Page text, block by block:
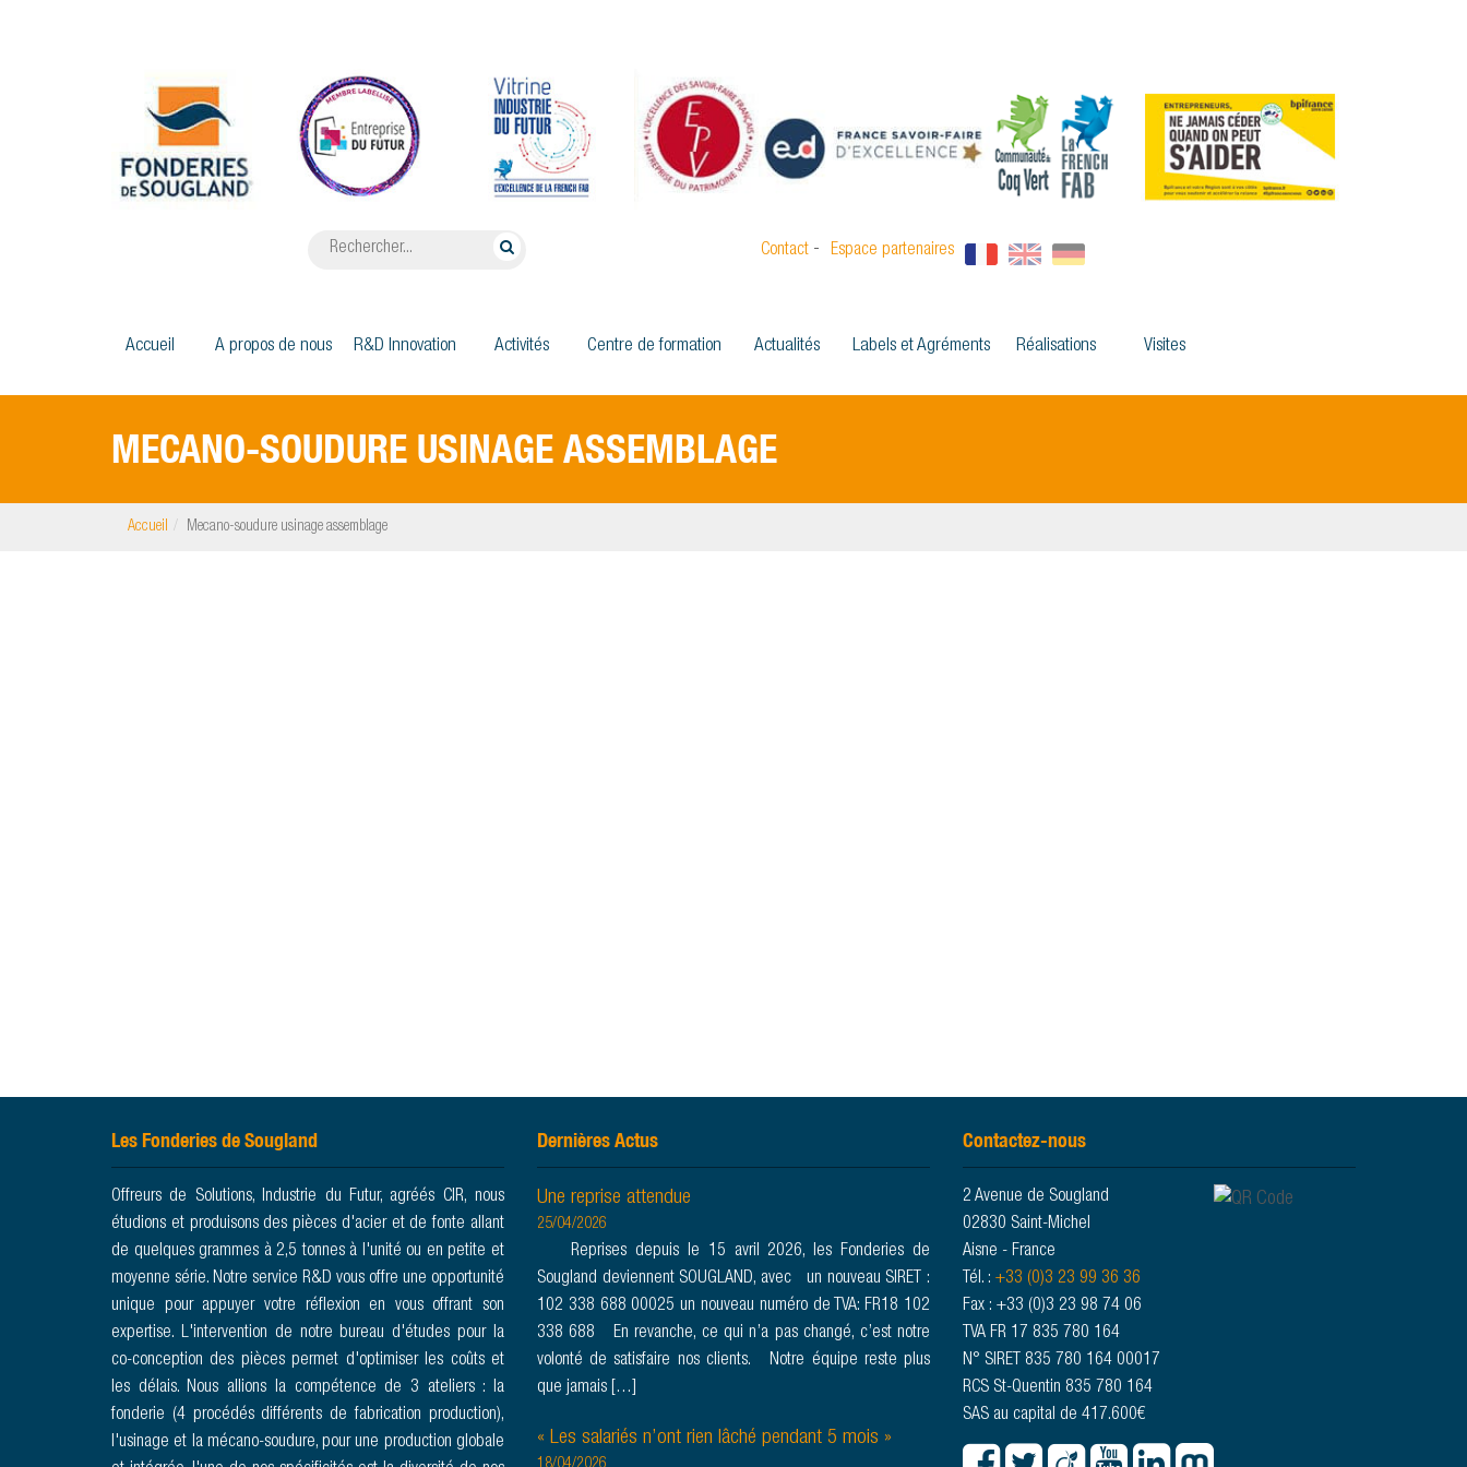
Contact - Espace partenaires
Accueil A propos de nous R&D Innovation Activités Centre de formation Actualités Labels et Agréments Réalisations Visites
MECANO-SOUDURE USINAGE ASSEMBLAGE
Accueil Mecano-soudure usinage assemblage
Les Fonderies de Sougland
Offreurs de Solutions, Industrie du Futur, agréés CIR, nous
étudions et produisons des pièces d'acier et de fonte allant
de quelques grammes à 2,5 tonnes à l'unité ou en petite et
moyenne série. Notre service R&D vous offre une opportunité
unique pour appuyer votre réflexion en vous offrant son
expertise. L'intervention de notre bureau d'études pour la
co-conception des pièces permet d'optimiser les coûts et
les délais. Nous allions la compétence de 3 ateliers : la
fonderie (4 procédés différents de fabrication production),
l'usinage et la mécano-soudure, pour une production globale
Dernières Actus
Une reprise attendue
25/04/2026
Reprises depuis le 15 avril 2026, les Fonderies de
Sougland deviennent SOUGLAND, avec un nouveau SIRET :
102 338 688 00025 un nouveau numéro de TVA: FR18 102
338 688 En revanche, ce qui n’a pas changé, c’est notre
volonté de satisfaire nos clients. Notre équipe reste plus
que jamais […]
« Les salariés n’ont rien lâché pendant 5 mois »
Contactez-nous
2 Avenue de Sougland
02830 Saint-Michel
Aisne - France
Tél. : +33 (0)3 23 99 36 36
Fax : +33 (0)3 23 98 74 06
TVA FR 17 835 780 164
N° SIRET 835 780 164 00017
RCS St-Quentin 835 780 164
SAS au capital de 417.600€